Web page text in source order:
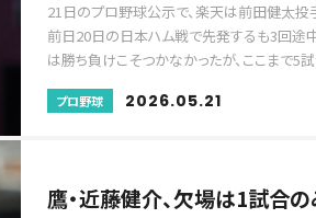
21日のプロ野球公示で、楽天は前田健太投
前日20日の日本ハム戦で先発するも3回途
は勝ち負けこそつかなかったが、ここまで5
プロ野球 2026.05.21
鷹・近藤健介、欠場は1試合